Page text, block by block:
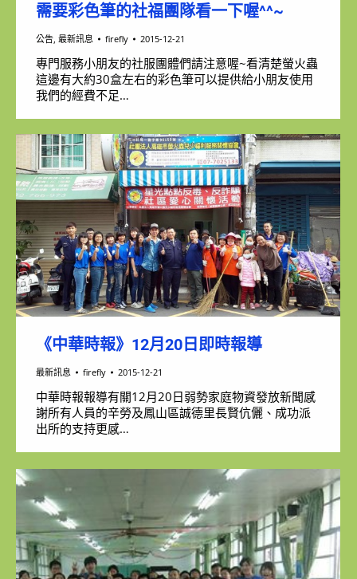
需要彩色筆的社福團隊看一下喔^^~
公告 最新訊息 firefly 2015-12-21
專門服務小朋友的社服團體們請注意喔~看清楚螢火蟲
這邊有大約30盒左右的彩色筆可以提供給小朋友使用
我們的經費不足…
《中華時報》12月20日即時報導
最新訊息 firefly 2015-12-21
中華時報報導有關12月20日弱勢家庭物資發放新聞感
謝所有人員的辛勞及鳳山區誠德里長賢伉儷、成功派
出所的支持更感…